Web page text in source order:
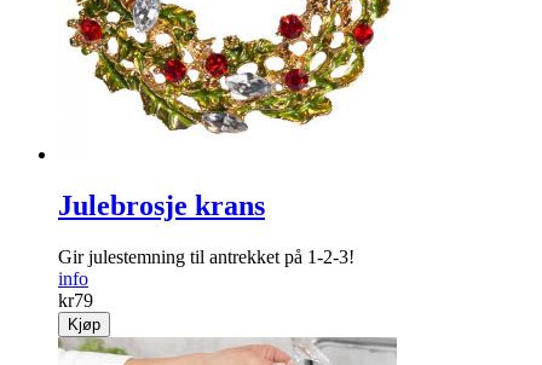
Julebrosje krans
Gir julestemning til antrekket på 1-2-3!
info
kr79
Kjøp